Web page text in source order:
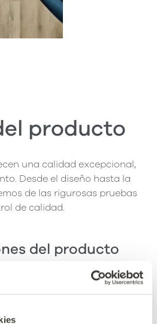
producto
una calidad excepcional,
Desde el diseño hasta la
de las rigurosas pruebas
de calidad.
del producto
Espesor total